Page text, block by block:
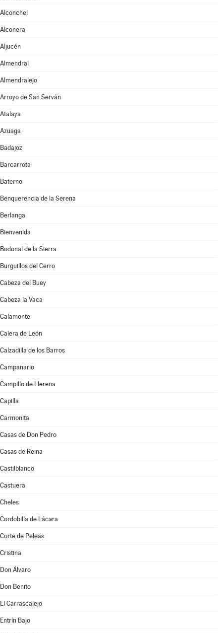
Alconchel
Alconera
Aljucén
Almendral
Almendralejo
Arroyo de San Serván
Atalaya
Azuaga
Badajoz
Barcarrota
Baterno
Benquerencia de la Serena
Berlanga
Bienvenida
Bodonal de la Sierra
Burguillos del Cerro
Cabeza del Buey
Cabeza la Vaca
Calamonte
Calera de León
Calzadilla de los Barros
Campanario
Campillo de Llerena
Capilla
Carmonita
Casas de Don Pedro
Casas de Reina
Castilblanco
Castuera
Cheles
Cordobilla de Lácara
Corte de Peleas
Cristina
Don Álvaro
Don Benito
El Carrascalejo
Entrín Bajo